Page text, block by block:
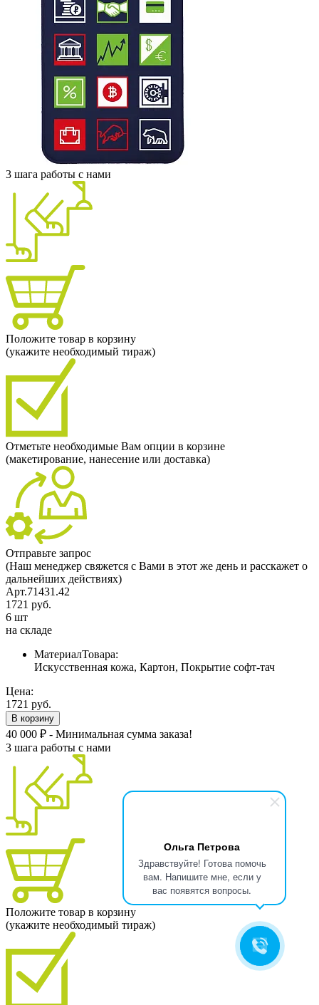
Ольга Петрова
Здравствуйте! Готова помочь
вам. Напишите мне, если у
вас появятся вопросы.
3 шага работы с нами
Положите товар в корзину
(укажите необходимый тираж)
Отметьте необходимые Вам опции в корзине
(макетирование, нанесение или доставка)
Отправьте запрос
(Наш менеджер свяжется с Вами в этот же день и расскажет о
дальнейших действиях)
Арт.71431.42
1721 руб.
6 шт
на складе
МатериалТовара:
Искусственная кожа, Картон, Покрытие софт-тач
Цена:
1721 руб.
В корзину
40 000 ₽ - Минимальная сумма заказа!
3 шага работы с нами
Положите товар в корзину
(укажите необходимый тираж)